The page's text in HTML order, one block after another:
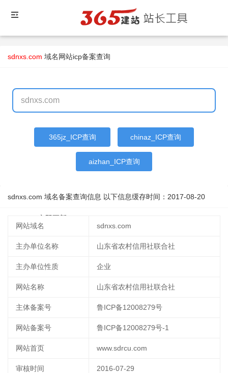
sdnxs.com 域名网站icp备案查询
365jz_ICP查询 chinaz_ICP查询
aizhan_ICP查询
sdnxs.com 域名备案查询信息 以下信息缓存时间： 2017-08-20
立即更新
网站域名
sdnxs.com
主办单位名称 山东省农村信用社联合社
主办单位性质 企业
网站名称 山东省农村信用社联合社
主体备案号 鲁ICP备12008279号
网站备案号 鲁ICP备12008279号-1
网站首页 www.sdrcu.com
审核时间 2016-07-29